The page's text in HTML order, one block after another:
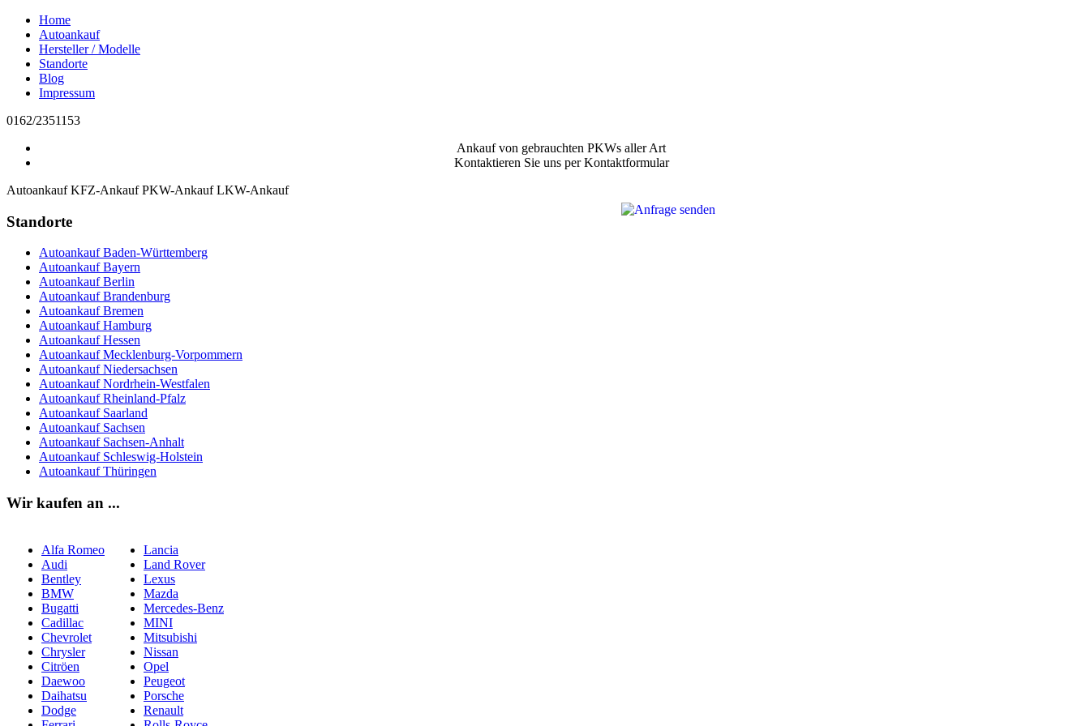
Home
Autoankauf
Hersteller / Modelle
Standorte
Blog
Impressum
0162/2351153
Ankauf von gebrauchten PKWs aller Art
Kontaktieren Sie uns per Kontaktformular
Autoankauf KFZ-Ankauf PKW-Ankauf LKW-Ankauf
Standorte
Autoankauf Baden-Württemberg
Autoankauf Bayern
Autoankauf Berlin
Autoankauf Brandenburg
Autoankauf Bremen
Autoankauf Hamburg
Autoankauf Hessen
Autoankauf Mecklenburg-Vorpommern
Autoankauf Niedersachsen
Autoankauf Nordrhein-Westfalen
Autoankauf Rheinland-Pfalz
Autoankauf Saarland
Autoankauf Sachsen
Autoankauf Sachsen-Anhalt
Autoankauf Schleswig-Holstein
Autoankauf Thüringen
Wir kaufen an ...
Alfa Romeo
Audi
Bentley
BMW
Bugatti
Cadillac
Chevrolet
Chrysler
Citröen
Daewoo
Daihatsu
Dodge
Lancia
Land Rover
Lexus
Mazda
Mercedes-Benz
MINI
Mitsubishi
Nissan
Opel
Peugeot
Porsche
Renault